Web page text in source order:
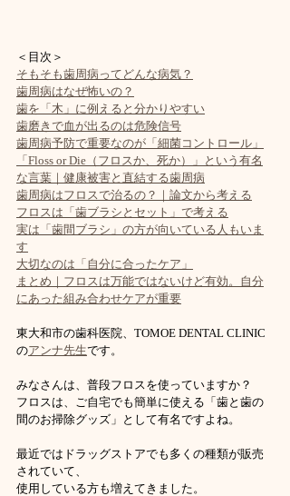
＜目次＞
そもそも歯周病ってどんな病気？
歯周病はなぜ怖いの？
歯を「木」に例えると分かりやすい
歯磨きで血が出るのは危険信号
歯周病予防で重要なのが「細菌コントロール」
「Floss or Die（フロスか、死か）」という有名
な言葉｜健康被害と直結する歯周病
歯周病はフロスで治るの？｜論文から考える
フロスは「歯ブラシとセット」で考える
実は「歯間ブラシ」の方が向いている人もいま
す
大切なのは「自分に合ったケア」
まとめ｜フロスは万能ではないけど有効。自分
にあった組み合わせケアが重要
東大和市の歯科医院、TOMOE DENTAL CLINIC
のアンナ先生です。
みなさんは、普段フロスを使っていますか？
フロスは、ご自宅でも簡単に使える「歯と歯の
間のお掃除グッズ」として有名ですよね。
最近ではドラッグストアでも多くの種類が販売
されていて、
使用している方も増えてきました。